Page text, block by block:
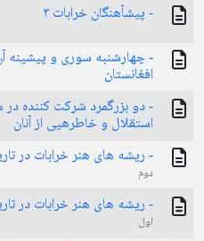
- پیشآهنگان خرابات ۳
- چهارشنبه سوری و پیشینه
افغانستان
- دو بزرگمرد شرکت کننده در
استقلال و خاطره­یی از آنان
- ریشه های هنر خرابات در
دوم
- ریشه های هنر خرابات در
اول